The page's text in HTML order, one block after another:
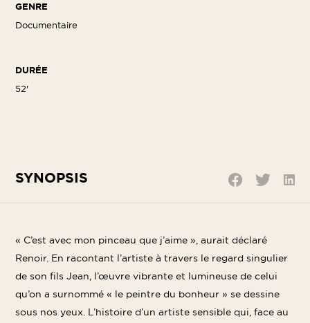
GENRE
Documentaire
DURÉE
52'
SYNOPSIS
« C’est avec mon pinceau que j’aime », aurait déclaré
Renoir. En racontant l’artiste à travers le regard singulier
de son fils Jean, l’œuvre vibrante et lumineuse de celui
qu’on a surnommé « le peintre du bonheur » se dessine
sous nos yeux. L’histoire d’un artiste sensible qui, face au